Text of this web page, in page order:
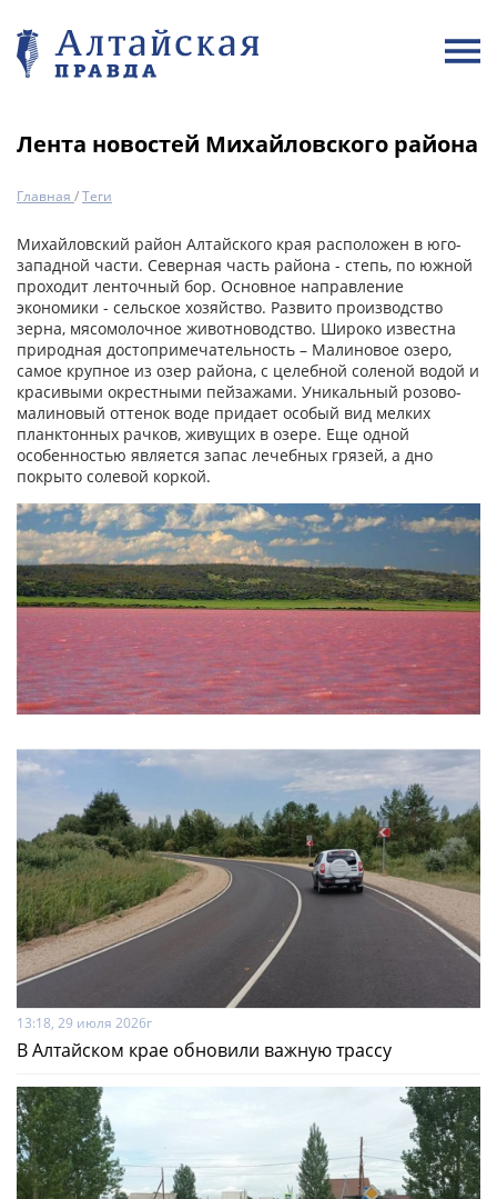
Лента новостей Михайловского района
Главная /Теги
Михайловский район Алтайского края расположен в юго-
западной части. Северная часть района - степь, по южной
проходит ленточный бор. Основное направление
экономики - сельское хозяйство. Развито производство
зерна, мясомолочное животноводство. Широко известна
природная достопримечательность – Малиновое озеро,
самое крупное из озер района, с целебной соленой водой и
красивыми окрестными пейзажами. Уникальный розово-
малиновый оттенок воде придает особый вид мелких
планктонных рачков, живущих в озере. Еще одной
особенностью является запас лечебных грязей, а дно
покрыто солевой коркой.
13:18, 29 июля 2026г
В Алтайском крае обновили важную трассу